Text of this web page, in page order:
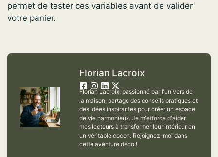
permet de tester ces variables avant de valider
votre panier.
Florian Lacroix
Florian Lacroix, passionné par l'univers de
la maison, partage des conseils pratiques et
des idées inspirantes pour créer un espace
de vie harmonieux. Je m'efforce d'aider
mes lecteurs à transformer leur intérieur en
un véritable cocon. Rejoignez-moi dans
cette aventure déco !